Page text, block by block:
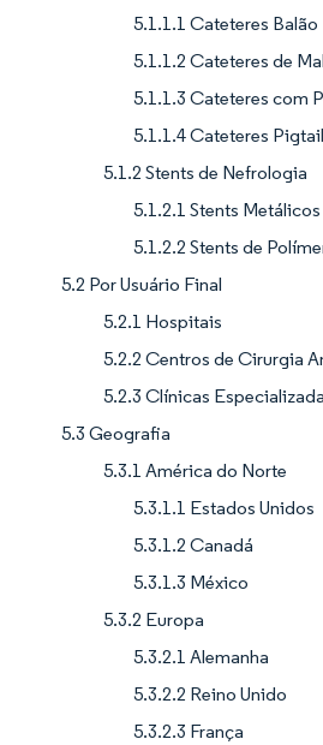
5.1.1.1 Cateteres Balão
5.1.1.2 Cateteres de
5.1.1.3 Cateteres com
5.1.1.4 Cateteres Pigtail
5.1.2 Stents de Nefrologia
5.1.2.1 Stents Metálicos
5.1.2.2 Stents de
5.2 Por Usuário Final
5.2.1 Hospitais
5.2.2 Centros de Cirurgia
5.2.3 Clínicas
5.3 Geografia
5.3.1 América do Norte
5.3.1.1 Estados Unidos
5.3.1.2 Canadá
5.3.1.3 México
5.3.2 Europa
5.3.2.1 Alemanha
5.3.2.2 Reino Unido
5.3.2.3 França